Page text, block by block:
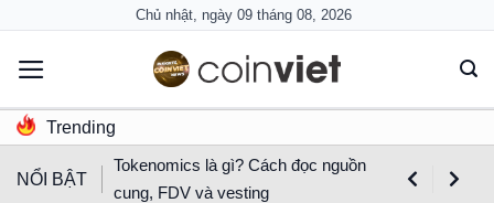
content
Chủ nhật, ngày 09 tháng 08, 2026
Trending
NỔI BẬT
Tokenomics là gì? Cách đọc nguồn
cung, FDV và vesting